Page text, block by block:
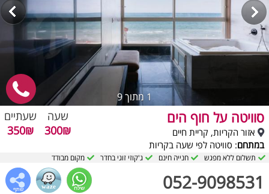
1מתוך 9
סוויטה על חוף הים
אזור הקריות, קריית חיים
במתחם: סוויטה לפי שעה בקריות
052-9098531
שעה
300₪
שעתיים
350₪
תשלום ללא מפגש חנייה חינם ג'קוזי זוגי בחדר מקום מבודד